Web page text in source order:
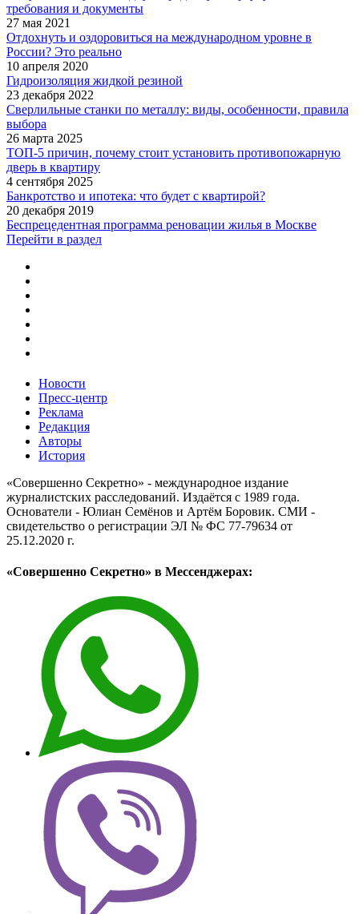
требования и документы
27 мая 2021
Отдохнуть и оздоровиться на международном уровне в
России? Это реально
10 апреля 2020
Гидроизоляция жидкой резиной
23 декабря 2022
Сверлильные станки по металлу: виды, особенности, правила
выбора
26 марта 2025
ТОП-5 причин, почему стоит установить противопожарную
дверь в квартиру
4 сентября 2025
Банкротство и ипотека: что будет с квартирой?
20 декабря 2019
Беспрецедентная программа реновации жилья в Москве
Перейти в раздел
Новости
Пресс-центр
Реклама
Редакция
Авторы
История
«Совершенно Секретно» - международное издание
журналистских расследований. Издаётся с 1989 года.
Основатели - Юлиан Семёнов и Артём Боровик. CМИ -
свидетельство о регистрации ЭЛ № ФС 77-79634 от
25.12.2020 г.
«Совершенно Секретно» в Мессенджерах: